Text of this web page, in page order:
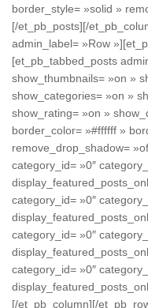
border_style= »solid »
[/et_pb_posts][/
admin_label= »Row
[et_pb_tabbed_posts
show_thumbnails= »on »
show_categories= »on »
show_rating= »on »
border_color= »#ffffff »
remove_drop_shadow=
category_id= »0″
category_id= »0″
category_id= »0″
category_id= »0″
[/et_pb_column][/